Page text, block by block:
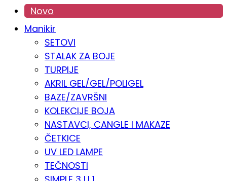
Novo
Manikir
SETOVI
STALAK ZA BOJE
TURPIJE
AKRIL GEL/GEL/POLIGEL
BAZE/ZAVRŠNI
KOLEKCIJE BOJA
NASTAVCI, CANGLE I MAKAZE
ČETKICE
UV LED LAMPE
TEČNOSTI